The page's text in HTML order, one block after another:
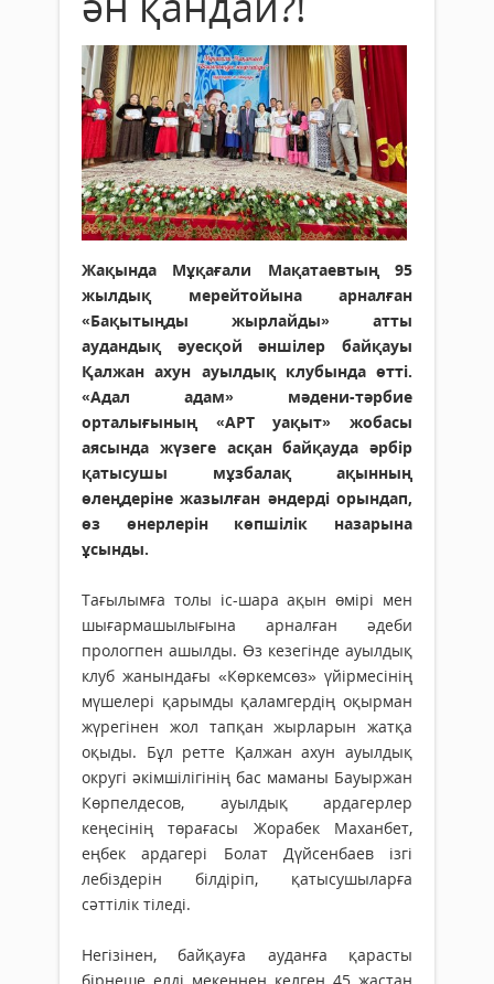
Жақында Мұқағали Мақатаевтың 95
жылдық мерейтойына арналған
«Бақытыңды жырлайды» атты
аудандық әуесқой әншілер байқауы
Қалжан ахун ауылдық клубында өтті.
«Адал адам» мәдени-тәрбие
орталығының «АРТ уақыт» жобасы
аясында жүзеге асқан байқауда әрбір
қатысушы мұзбалақ ақынның
өлеңдеріне жазылған әндерді орындап,
өз өнерлерін көпшілік назарына
ұсынды.
Тағылымға толы іс-шара ақын өмірі мен
шығармашылығына арналған әде­би
прологпен ашылды. Өз кезегінде ауылдық
клуб жанындағы «Көркемсөз» үйірмесінің
мүшелері қарымды қалам­гердің оқырман
жүрегінен жол тапқан жырларын жатқа
оқыды. Бұл ретте Қалжан ахун ауылдық
округі әкімшілігінің бас маманы Бауыржан
Көрпелдесов, ауылдық ардагерлер
кеңесінің төрағасы Жорабек Маханбет,
еңбек ардагері Болат Дүйсенбаев ізгі
лебіздерін білдіріп, қатысушыларға
сәттілік тіледі.
Негізінен, байқауға ауданға қарасты